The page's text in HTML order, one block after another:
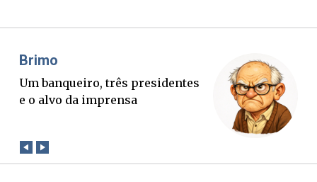
Misael Elias
O Boato corre mais rápido que a
verdade. Mas quem paga a